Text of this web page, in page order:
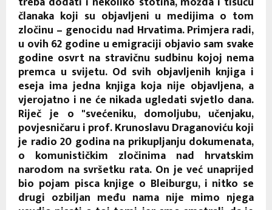
članaka koji su objavljeni u medijima o tom
zločinu – genocidu nad Hrvatima. Primjera radi,
u ovih 62 godine u emigraciji objavio sam svake
godine osvrt na stravičnu sudbinu kojoj nema
premca u svijetu. Od svih objavljenih knjiga i
eseja ima jedna knjiga koja nije objavljena, a
vjerojatno i ne će nikada ugledati svjetlo dana.
Riječ je o "svećeniku, domoljubu, učenjaku,
povjesničaru i prof. Krunoslavu Draganoviću koji
je radio 20 godina na prikupljanju dokumenata,
o komunističkim zločinima nad hrvatskim
narodom na svršetku rata. On je već unaprijed
bio pojam pisca knjige o Bleiburgu, i nitko se
drugi ozbiljan među nama nije mimo njega